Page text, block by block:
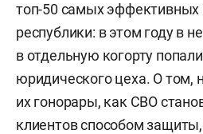
топ-50 самых эффективных
республики: в этом году в
в отдельную когорту
юридического цеха. О том,
их гонорары, как СВО
клиентов способом